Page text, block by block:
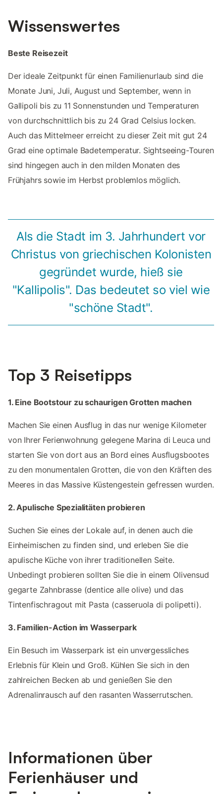
Wissenswertes
Beste Reisezeit
Der ideale Zeitpunkt für einen Familienurlaub sind die
Monate Juni, Juli, August und September, wenn in
Gallipoli bis zu 11 Sonnenstunden und Temperaturen
von durchschnittlich bis zu 24 Grad Celsius locken.
Auch das Mittelmeer erreicht zu dieser Zeit mit gut 24
Grad eine optimale Badetemperatur. Sightseeing-Touren
sind hingegen auch in den milden Monaten des
Frühjahrs sowie im Herbst problemlos möglich.
Als die Stadt im 3. Jahrhundert vor
Christus von griechischen Kolonisten
gegründet wurde, hieß sie
"Kallipolis". Das bedeutet so viel wie
"schöne Stadt".
Top 3 Reisetipps
1. Eine Bootstour zu schaurigen Grotten machen
Machen Sie einen Ausflug in das nur wenige Kilometer
von Ihrer Ferienwohnung gelegene Marina di Leuca und
starten Sie von dort aus an Bord eines Ausflugsbootes
zu den monumentalen Grotten, die von den Kräften des
Meeres in das Massive Küstengestein gefressen wurden.
2. Apulische Spezialitäten probieren
Suchen Sie eines der Lokale auf, in denen auch die
Einheimischen zu finden sind, und erleben Sie die
apulische Küche von ihrer traditionellen Seite.
Unbedingt probieren sollten Sie die in einem Olivensud
gegarte Zahnbrasse (dentice alle olive) und das
Tintenfischragout mit Pasta (casseruola di polipetti).
3. Familien-Action im Wasserpark
Ein Besuch im Wasserpark ist ein unvergessliches
Erlebnis für Klein und Groß. Kühlen Sie sich in den
zahlreichen Becken ab und genießen Sie den
Adrenalinrausch auf den rasanten Wasserrutschen.
Informationen über
Ferienhäuser und